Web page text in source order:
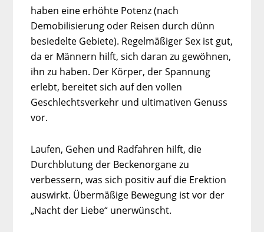
haben eine erhöhte Potenz (nach
Demobilisierung oder Reisen durch dünn
besiedelte Gebiete). Regelmäßiger Sex ist gut,
da er Männern hilft, sich daran zu gewöhnen,
ihn zu haben. Der Körper, der Spannung
erlebt, bereitet sich auf den vollen
Geschlechtsverkehr und ultimativen Genuss
vor.
Laufen, Gehen und Radfahren hilft, die
Durchblutung der Beckenorgane zu
verbessern, was sich positiv auf die Erektion
auswirkt. Übermäßige Bewegung ist vor der
„Nacht der Liebe“ unerwünscht.